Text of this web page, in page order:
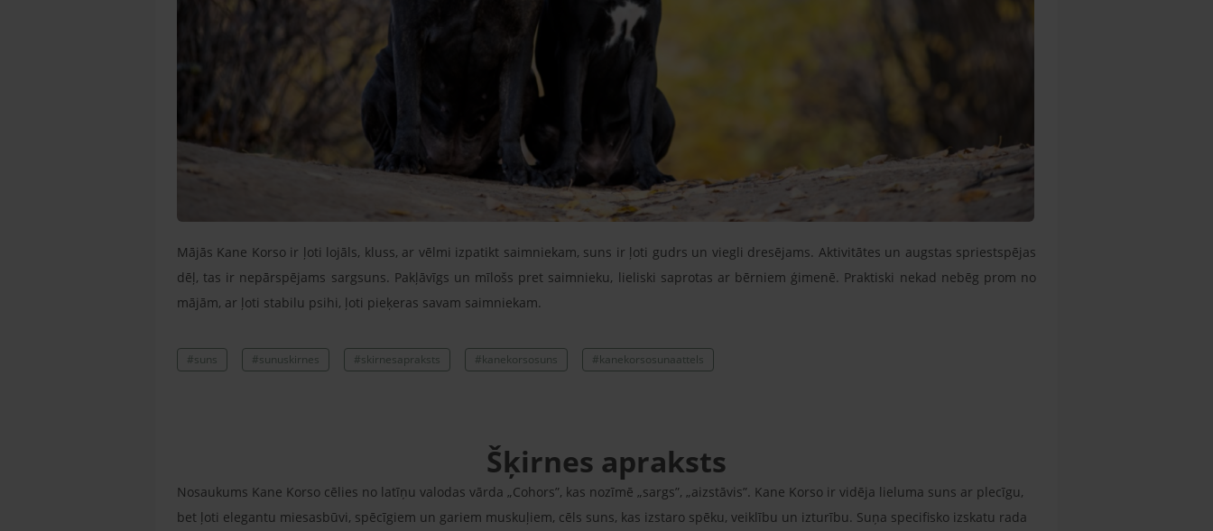
Mājās Kane Korso ir ļoti lojāls, kluss, ar vēlmi izpatikt saimniekam, suns ir ļoti gudrs un viegli dresējams. Aktivitātes un augstas spriestspējas
dēļ, tas ir nepārspējams sargsuns. Pakļāvīgs un mīlošs pret saimnieku, lieliski saprotas ar bērniem ģimenē. Praktiski nekad nebēg prom no
mājām, ar ļoti stabilu psihi, ļoti pieķeras savam saimniekam.
#suns #sunuskirnes #skirnesapraksts #kanekorsosuns #kanekorsosunaattels
Šķirnes apraksts
Nosaukums Kane Korso cēlies no latīņu valodas vārda „Cohors”, kas nozīmē „sargs”, „aizstāvis”. Kane Korso ir vidēja lieluma suns ar plecīgu,
bet ļoti elegantu miesasbūvi, spēcīgiem un gariem muskuļiem, cēls suns, kas izstaro spēku, veiklību un izturību. Suņa specifisko izskatu rada